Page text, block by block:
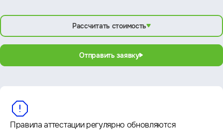
Рассчитать стоимость
Отправить заявку
Правила аттестации регулярно обновляются